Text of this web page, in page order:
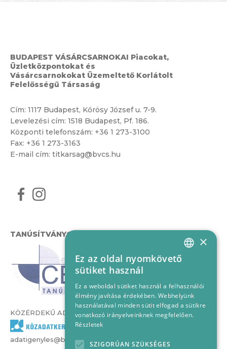
BUDAPEST VÁSÁRCSARNOKAI Piacokat,
Üzletközpontokat és
Vásárcsarnokokat Üzemeltető Korlátolt
Felelősségű Társaság
Cím: 1117 Budapest, Kőrösy József u. 7-9.
Levelezési cím: 1518 Budapest, Pf. 186.
Központi telefonszám: +36 1 273-3100
Fax: +36 1 273-3163
E-mail cím: titkarsag@bvcs.hu
TANÚSÍTVÁNYOK
KÖZÉRDEKŰ ADATOK
adatigenyles@bvcs.hu
HUNGARIAN
×
Ez az oldal nyomkövető
sütiket használ
Ez a weboldal sütiket használ a felhasználói
élmény javítása érdekében. Webhelyünk
használatával minden sütit elfogad a sütikre
vonatkozó irányelveinknek megfelelően.
Részletek
SZIGORÚAN SZÜKSÉGES